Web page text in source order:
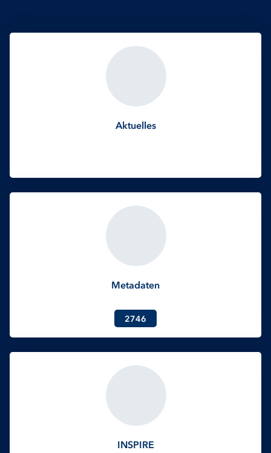
Aktuelles
Metadaten
2746
INSPIRE